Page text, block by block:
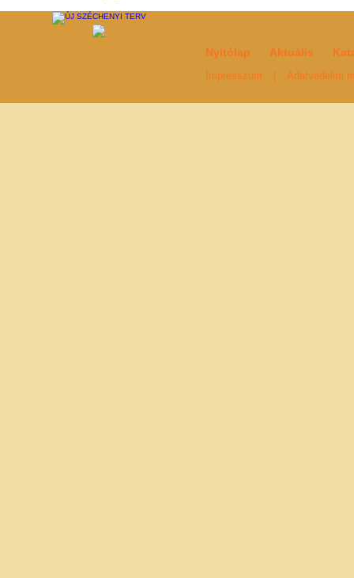
Nyitólap Aktuális
Impresszum Adatvédelmi